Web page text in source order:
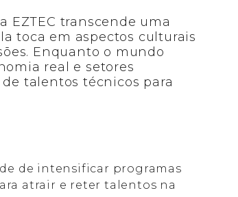
EZTEC transcende uma
toca em aspectos culturais
Enquanto o mundo
real e setores
talentos técnicos para
de intensificar programas
atrair e reter talentos na